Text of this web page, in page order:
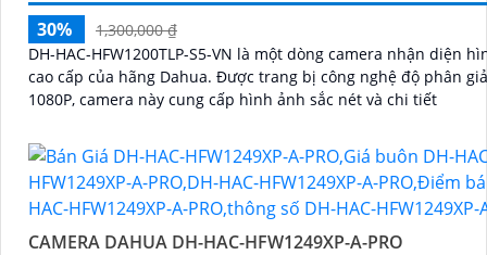
30%
1,300,000 ₫
DH-HAC-HFW1200TLP-S5-VN là một dòng camera nhận diện
cao cấp của hãng Dahua. Được trang bị công nghệ độ phân giải HD
1080P, camera này cung cấp hình ảnh sắc nét và chi tiết
CAMERA DAHUA DH-HAC-HFW1249XP-A-PRO